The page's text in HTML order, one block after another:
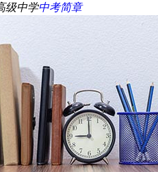
级中学中考简章